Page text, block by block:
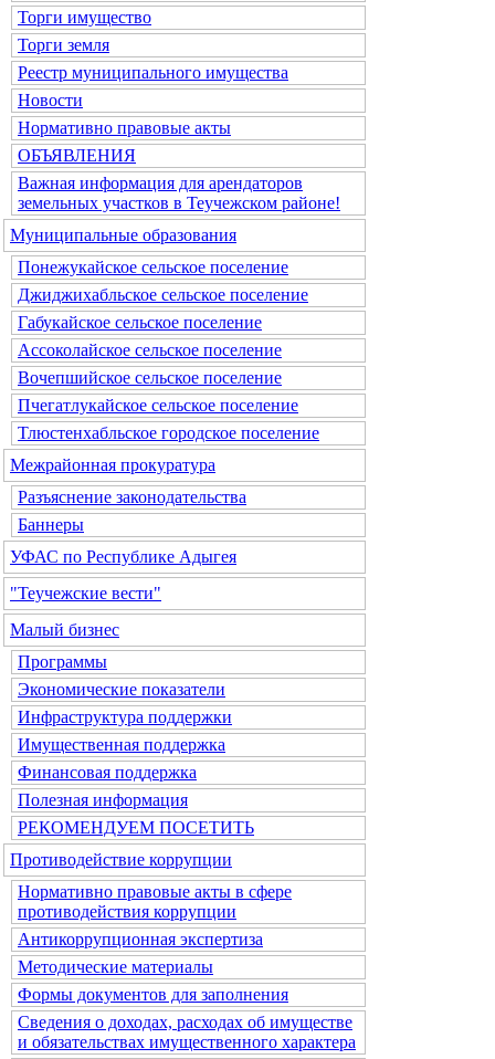
Торги имущество
Торги земля
Реестр муниципального имущества
Новости
Нормативно правовые акты
ОБЪЯВЛЕНИЯ
Важная информация для арендаторов
земельных участков в Теучежском районе!
Муниципальные образования
Понежукайское сельское поселение
Джиджихабльское сельское поселение
Габукайское сельское поселение
Ассоколайское сельское поселение
Вочепшийское сельское поселение
Пчегатлукайское сельское поселение
Тлюстенхабльское городское поселение
Межрайонная прокуратура
Разъяснение законодательства
Баннеры
УФАС по Республике Адыгея
"Теучежские вести"
Малый бизнес
Программы
Экономические показатели
Инфраструктура поддержки
Имущественная поддержка
Финансовая поддержка
Полезная информация
РЕКОМЕНДУЕМ ПОСЕТИТЬ
Противодействие коррупции
Нормативно правовые акты в сфере
противодействия коррупции
Антикоррупционная экспертиза
Методические материалы
Формы документов для заполнения
Сведения о доходах, расходах об имуществе
и обязательствах имущественного характера